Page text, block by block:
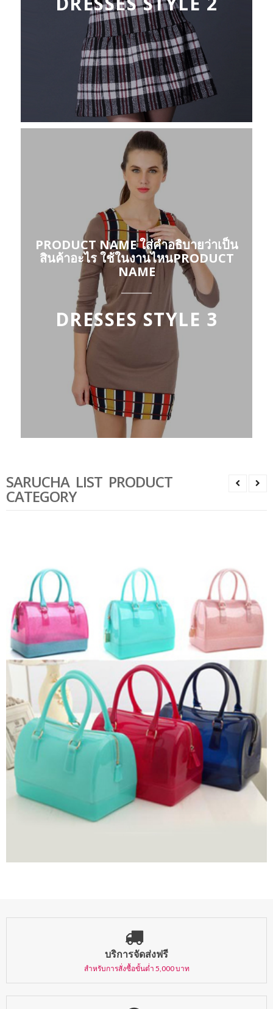
PRODUCT NAME ใส่คำอธิบายว่าเป็น
สินค้าอะไร ใช้ในงานไหนPRODUCT
NAME
DRESSES STYLE 3
SARUCHA LIST PRODUCT
CATEGORY
บริการจัดส่งฟรี
สำหรับการสั่งซื้อขั้นต่ำ 5,000 บาท